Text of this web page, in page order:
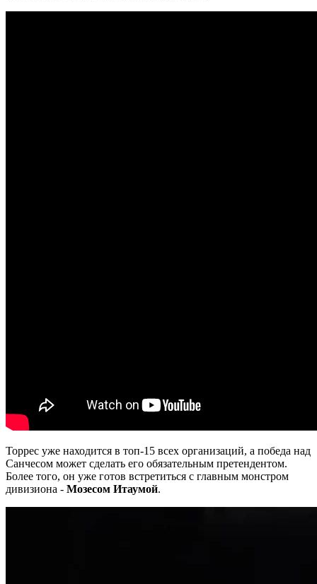
Торрес уже находится в топ-15 всех организаций, а победа над
Санчесом может сделать его обязательным претендентом.
Более того, он уже готов встретиться с главным монстром
дивизиона - Мозесом Итаумой.